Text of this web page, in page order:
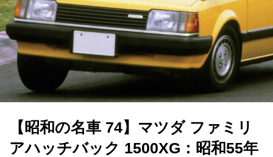
【昭和の名車 74】マツダ ファミリ
アハッチバック 1500XG：昭和55年